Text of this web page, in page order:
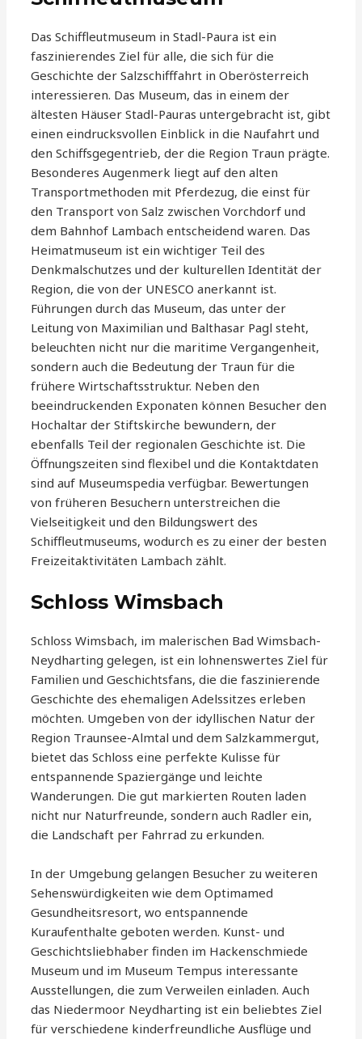
Das Schiffleutmuseum in Stadl-Paura ist ein
faszinierendes Ziel für alle, die sich für die
Geschichte der Salzschifffahrt in Oberösterreich
interessieren. Das Museum, das in einem der
ältesten Häuser Stadl-Pauras untergebracht ist, gibt
einen eindrucksvollen Einblick in die Naufahrt und
den Schiffsgegentrieb, der die Region Traun prägte.
Besonderes Augenmerk liegt auf den alten
Transportmethoden mit Pferdezug, die einst für
den Transport von Salz zwischen Vorchdorf und
dem Bahnhof Lambach entscheidend waren. Das
Heimatmuseum ist ein wichtiger Teil des
Denkmalschutzes und der kulturellen Identität der
Region, die von der UNESCO anerkannt ist.
Führungen durch das Museum, das unter der
Leitung von Maximilian und Balthasar Pagl steht,
beleuchten nicht nur die maritime Vergangenheit,
sondern auch die Bedeutung der Traun für die
frühere Wirtschaftsstruktur. Neben den
beeindruckenden Exponaten können Besucher den
Hochaltar der Stiftskirche bewundern, der
ebenfalls Teil der regionalen Geschichte ist. Die
Öffnungszeiten sind flexibel und die Kontaktdaten
sind auf Museumspedia verfügbar. Bewertungen
von früheren Besuchern unterstreichen die
Vielseitigkeit und den Bildungswert des
Schiffleutmuseums, wodurch es zu einer der besten
Freizeitaktivitäten Lambach zählt.
Schloss Wimsbach
Schloss Wimsbach, im malerischen Bad Wimsbach-
Neydharting gelegen, ist ein lohnenswertes Ziel für
Familien und Geschichtsfans, die die faszinierende
Geschichte des ehemaligen Adelssitzes erleben
möchten. Umgeben von der idyllischen Natur der
Region Traunsee-Almtal und dem Salzkammergut,
bietet das Schloss eine perfekte Kulisse für
entspannende Spaziergänge und leichte
Wanderungen. Die gut markierten Routen laden
nicht nur Naturfreunde, sondern auch Radler ein,
die Landschaft per Fahrrad zu erkunden.
In der Umgebung gelangen Besucher zu weiteren
Sehenswürdigkeiten wie dem Optimamed
Gesundheitsresort, wo entspannende
Kuraufenthalte geboten werden. Kunst- und
Geschichtsliebhaber finden im Hackenschmiede
Museum und im Museum Tempus interessante
Ausstellungen, die zum Verweilen einladen. Auch
das Niedermoor Neydharting ist ein beliebtes Ziel
für verschiedene kinderfreundliche Ausflüge und